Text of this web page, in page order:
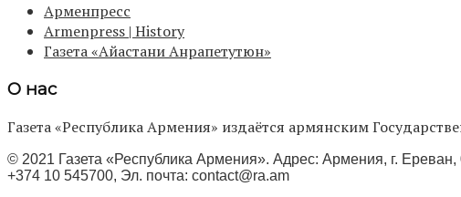
Арменпресс
Armenpress | History
Газета «Айастани Анрапетутюн»
О нас
Газета «Республика Армения» издаётся армянским
© 2021 Газета «Республика Армения». Адрес: Армения, г.
+374 10 545700, Эл. почта: contact@ra.am